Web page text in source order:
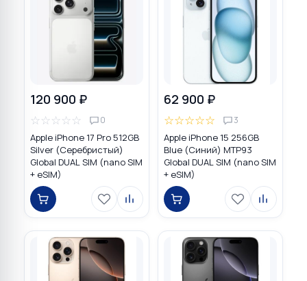
120 900 ₽
☆☆☆☆☆ 0
Apple iPhone 17 Pro 512GB
Silver (Серебристый)
Global DUAL SIM (nano SIM
+ eSIM)
62 900 ₽
☆☆☆☆☆ 3
Apple iPhone 15 256GB
Blue (Синий) MTP93
Global DUAL SIM (nano SIM
+ eSIM)